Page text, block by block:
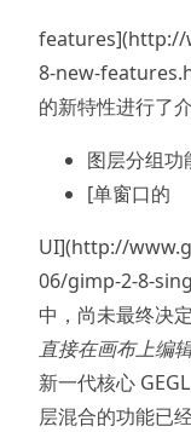
features](http://
8-new-
的新特性进行了
图层分组功
[单窗口的
UI](http://
06/gimp-2-8-
中，尚未最终决定
直接在画布上编
新一代核心
层混合的功能已